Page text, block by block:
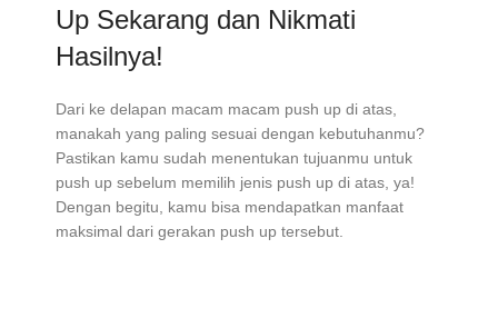
Up Sekarang dan Nikmati
Hasilnya!
Dari ke delapan macam macam push up di atas,
manakah yang paling sesuai dengan kebutuhanmu?
Pastikan kamu sudah menentukan tujuanmu untuk
push up sebelum memilih jenis push up di atas, ya!
Dengan begitu, kamu bisa mendapatkan manfaat
maksimal dari gerakan push up tersebut.